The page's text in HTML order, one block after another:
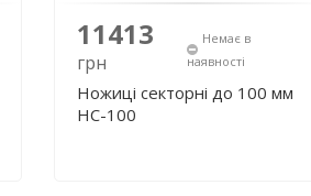
11413
грн
Немає в
наявності
Ножиці секторні до 100 мм
НС-100